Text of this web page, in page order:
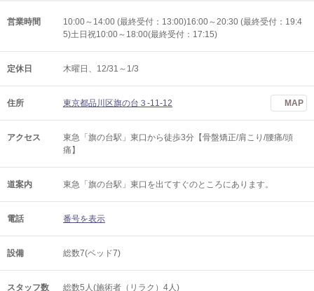
営業時間
10:00～14:00 (最終受付：13:00)16:00～20:30 (最終受付：19:4
5)土日祝10:00～18:00(最終受付：17:15)
定休日 木曜日、12/31～1/3
住所 東京都品川区旗の台３-11-12 MAP
アクセス
東急「旗の台駅」東口から徒歩3分【骨盤矯正/肩こり/腰痛/頭
痛】
道案内 東急「旗の台駅」東口を出てすぐのところにあります。
電話 番号を表示
設備 総数7(ベッド7)
スタッフ数 総数5人(施術者（リラク）4人)